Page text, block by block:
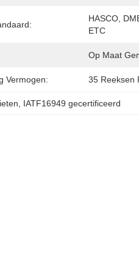
HASCO,
ETC
Op Maat
Vermogen: 35 Reeksen
IATF16949 gecertificeerd